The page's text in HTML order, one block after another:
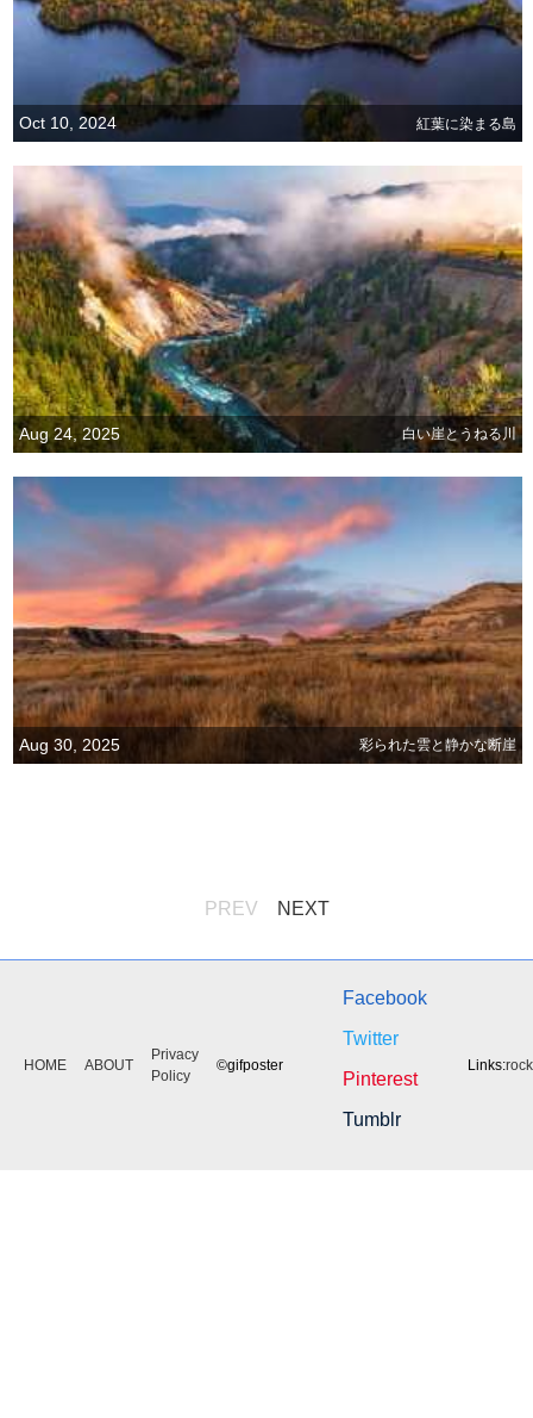
Oct 10, 2024 紅葉に染まる島
Aug 24, 2025 白い崖とうねる川
Aug 30, 2025 彩られた雲と静かな断崖
PREV NEXT
HOME ABOUT
Privacy
Policy
©gifposter
Facebook
Twitter
Pinterest
Tumblr
Links: